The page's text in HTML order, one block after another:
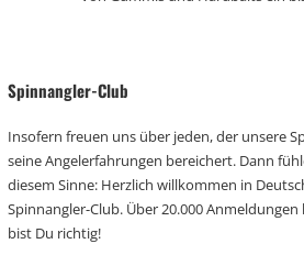
Spinnangler-Club
Insofern freuen uns über jeden, der unsere
seine Angelerfahrungen bereichert. Dann
diesem Sinne: Herzlich willkommen in
Spinnangler-Club. Über 20.000
bist Du richtig!